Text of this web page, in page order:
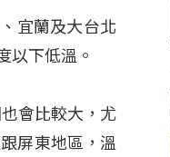
宜蘭及大台北
以下低溫。
會比較大，尤
屏東地區，溫